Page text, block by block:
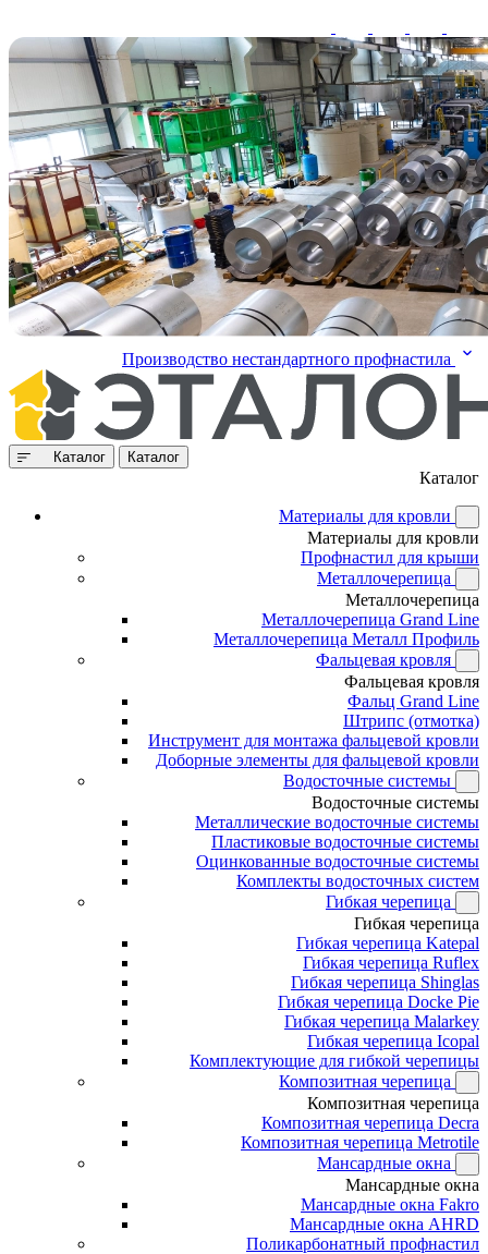
Производство нестандартного профнастила
Каталог Каталог
Каталог
Материалы для кровли
Материалы для кровли
Профнастил для крыши
Металлочерепица
Металлочерепица
Металлочерепица Grand Line
Металлочерепица Металл Профиль
Фальцевая кровля
Фальцевая кровля
Фальц Grand Line
Штрипс (отмотка)
Инструмент для монтажа фальцевой кровли
Доборные элементы для фальцевой кровли
Водосточные системы
Водосточные системы
Металлические водосточные системы
Пластиковые водосточные системы
Оцинкованные водосточные системы
Комплекты водосточных систем
Гибкая черепица
Гибкая черепица
Гибкая черепица Katepal
Гибкая черепица Ruflex
Гибкая черепица Shinglas
Гибкая черепица Docke Pie
Гибкая черепица Malarkey
Гибкая черепица Icopal
Комплектующие для гибкой черепицы
Композитная черепица
Композитная черепица
Композитная черепица Decra
Композитная черепица Metrotile
Мансардные окна
Мансардные окна
Мансардные окна Fakro
Мансардные окна AHRD
Поликарбонатный профнастил